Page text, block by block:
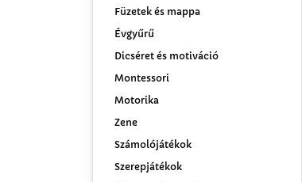
Füzetek és mappa
Évgyűrű
Dicséret és motiváció
Montessori
Motorika
Zene
Számolójátékok
Szerepjátékok